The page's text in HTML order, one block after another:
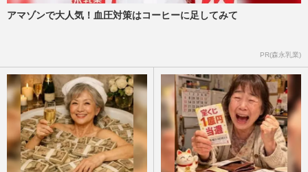
アマゾンで大人気！血圧対策はコーヒーに足してみて
PR(森永乳業)